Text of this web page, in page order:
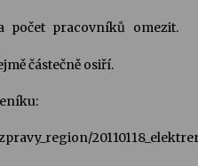
počet pracovníků omezit.
částečně osiří.